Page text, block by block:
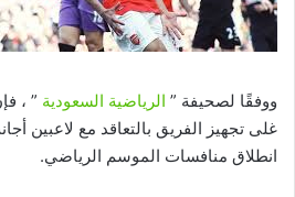
ووفقًا لصحيفة ” الرياضية السعودية ” ،
غلى تجهيز الفريق بالتعاقد مع لاعبين
انطلاق منافسات الموسم الرياضي.